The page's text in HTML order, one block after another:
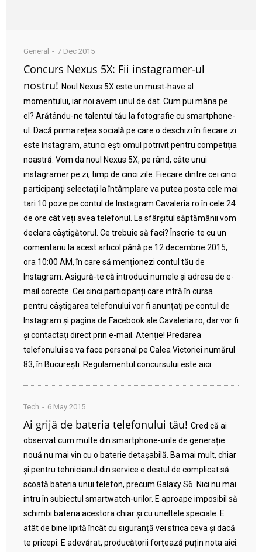
General 7 Dec 2015
Concurs Nexus 5X: Fii instagramer-ul
nostru! Noul Nexus 5X este un must-have al
momentului, iar noi avem unul de dat. Cum pui mâna pe
el? Arătându-ne talentul tău la fotografie cu smartphone-
ul. Dacă prima rețea socială pe care o deschizi în fiecare zi
este Instagram, atunci ești omul potrivit pentru competiția
noastră. Vom da noul Nexus 5X, pe rând, câte unui
instagramer pe zi, timp de cinci zile. Fiecare dintre cei cinci
participanți selectați la întâmplare va putea posta cele mai
tari 10 poze pe contul de Instagram Cavaleria.ro în cele 24
de ore cât veți avea telefonul. La sfârșitul săptămânii vom
declara câștigătorul. Ce trebuie să faci? Înscrie-te cu un
comentariu la acest articol până pe 12 decembrie 2015,
ora 10:00 AM, în care să menționezi contul tău de
Instagram. Asigură-te că introduci numele și adresa de e-
mail corecte. Cei cinci participanți care intră în cursa
pentru câștigarea telefonului vor fi anunțați pe contul de
Instagram și pagina de Facebook ale Cavaleria.ro, dar vor fi
și contactați direct prin e-mail. Atenție! Predarea
telefonului se va face personal pe Calea Victoriei numărul
83, în București. Regulamentul concursului este aici.
Tech 6 May 2015
Ai grijă de bateria telefonului tău! Cred că ai
observat cum multe din smartphone-urile de generație
nouă nu mai vin cu o baterie detașabilă. Ba mai mult, chiar
și pentru tehnicianul din service e destul de complicat să
scoată bateria unui telefon, precum Galaxy S6. Nici nu mai
intru în subiectul smartwatch-urilor. E aproape imposibil să
schimbi bateria acestora chiar și cu uneltele speciale. E
atât de bine lipită încât cu siguranță vei strica ceva și dacă
te pricepi. E adevărat, producătorii forțează puțin nota aici.